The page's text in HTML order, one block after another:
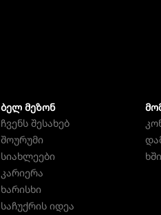
ᲑᲔᲚ ᲛᲔᲖᲝᲜ
ჩვენს შესახებ
შოურუმი
სიახლეები
კარიერა
ხარისხი
საჩუქრის იდეა